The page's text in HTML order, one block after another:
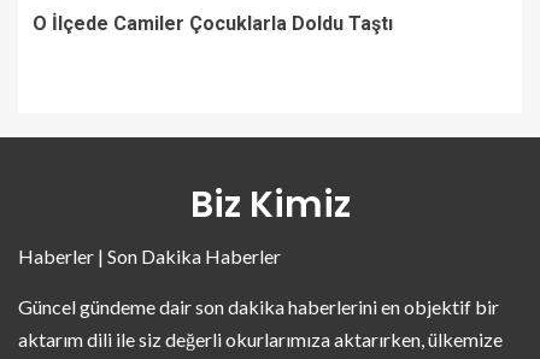
O İlçede Camiler Çocuklarla Doldu Taştı
Biz Kimiz
Haberler | Son Dakika Haberler
Güncel gündeme dair son dakika haberlerini en objektif bir
aktarım dili ile siz değerli okurlarımıza aktarırken, ülkemize